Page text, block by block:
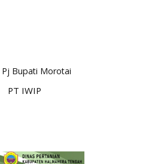
Pj Bupati Morotai
PT IWIP